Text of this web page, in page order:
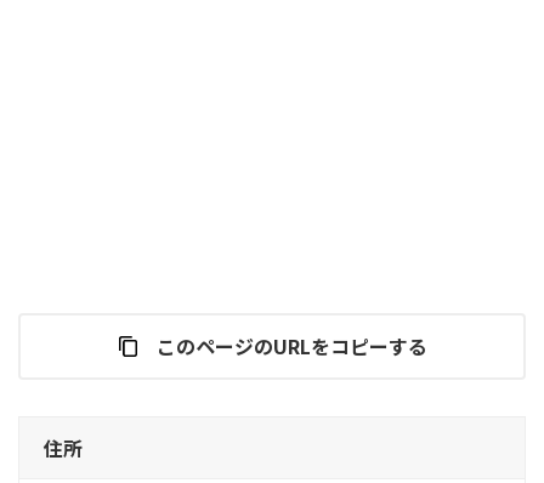
このページのURLをコピーする
住所